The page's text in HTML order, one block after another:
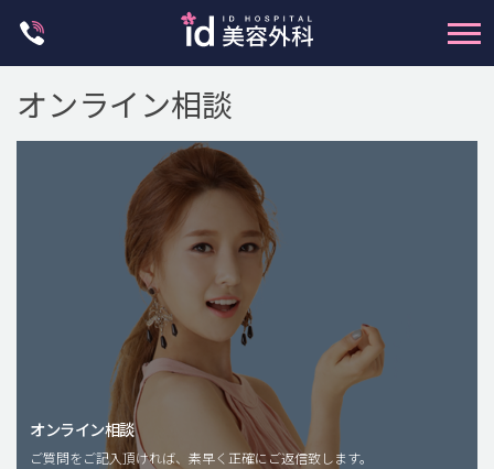
脂肪注入(アンチエイジング)
豊胸手術・バストアップ
オンライン相談
オンライン相談
ご質問をご記入頂ければ、素早く正確にご返信致します。